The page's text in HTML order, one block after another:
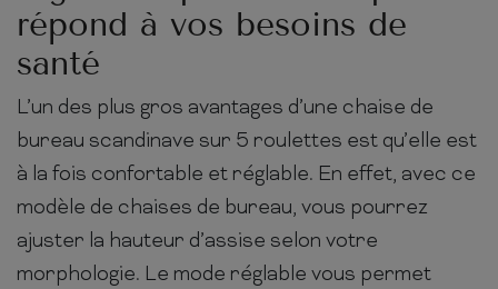
répond à vos besoins de
santé
L’un des plus gros avantages d’une chaise de
bureau scandinave sur 5 roulettes est qu’elle est
à la fois confortable et réglable. En effet, avec ce
modèle de chaises de bureau, vous pourrez
ajuster la hauteur d’assise selon votre
morphologie. Le mode réglable vous permet